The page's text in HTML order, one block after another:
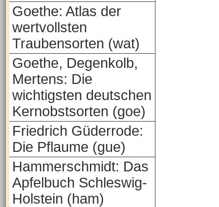
Goethe: Atlas der
wertvollsten
Traubensorten (wat)
Goethe, Degenkolb,
Mertens: Die
wichtigsten deutschen
Kernobstsorten (goe)
Friedrich Güderrode:
Die Pflaume (gue)
Hammerschmidt: Das
Apfelbuch Schleswig-
Holstein (ham)